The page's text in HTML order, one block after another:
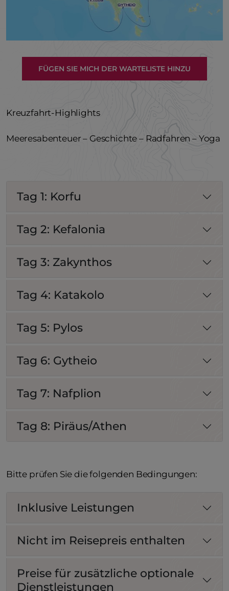
FÜGEN SIE MICH DER WARTELISTE HINZU
Kreuzfahrt-Highlights
Meeresabenteuer – Geschichte – Radfahren – Yoga
Tag 1: Korfu
Tag 2: Kefalonia
Tag 3: Zakynthos
Tag 4: Katakolo
Tag 5: Pylos
Tag 6: Gytheio
Tag 7: Nafplion
Tag 8: Piräus/Athen
Bitte prüfen Sie die folgenden Bedingungen:
Inklusive Leistungen
Nicht im Reisepreis enthalten
Preise für zusätzliche optionale
Dienstleistungen